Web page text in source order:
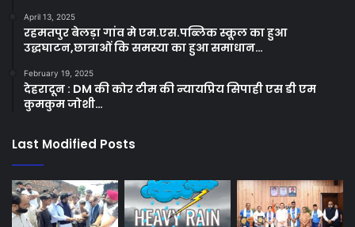
April 13, 2025
रहमतपुर बेलड़ा गांव मे एम.एस.पब्लिक स्कूल का हुआ
उद्धघाटन,छात्राओं कि समस्या का हुआ समाधान…
February 19, 2025
देहरादून : DM की कोर टीम की न्यायप्रिय सिपाही एस डी एम
कुमकुम जोशी…
Last Modified Posts